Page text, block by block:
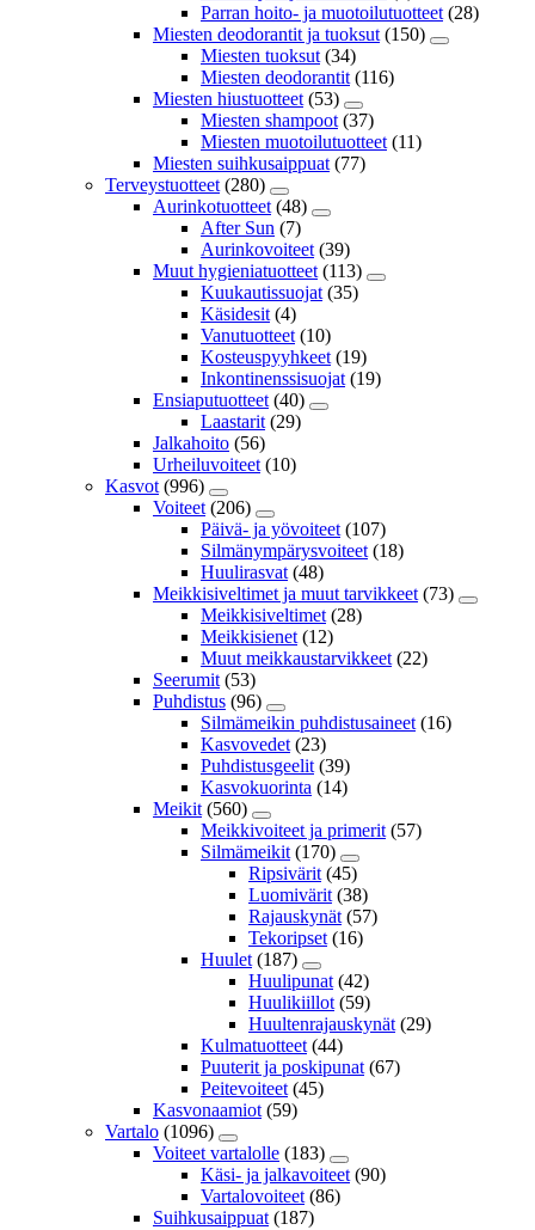
Parran hoito- ja muotoilutuotteet (28)
Miesten deodorantit ja tuoksut (150)
Miesten tuoksut (34)
Miesten deodorantit (116)
Miesten hiustuotteet (53)
Miesten shampoot (37)
Miesten muotoilutuotteet (11)
Miesten suihkusaippuat (77)
Terveystuotteet (280)
Aurinkotuotteet (48)
After Sun (7)
Aurinkovoiteet (39)
Muut hygieniatuotteet (113)
Kuukautissuojat (35)
Käsidesit (4)
Vanutuotteet (10)
Kosteuspyyhkeet (19)
Inkontinenssisuojat (19)
Ensiaputuotteet (40)
Laastarit (29)
Jalkahoito (56)
Urheiluvoiteet (10)
Kasvot (996)
Voiteet (206)
Päivä- ja yövoiteet (107)
Silmänympärysvoiteet (18)
Huulirasvat (48)
Meikkisiveltimet ja muut tarvikkeet (73)
Meikkisiveltimet (28)
Meikkisienet (12)
Muut meikkaustarvikkeet (22)
Seerumit (53)
Puhdistus (96)
Silmämeikin puhdistusaineet (16)
Kasvovedet (23)
Puhdistusgeelit (39)
Kasvokuorinta (14)
Meikit (560)
Meikkivoiteet ja primerit (57)
Silmämeikit (170)
Ripsivärit (45)
Luomivärit (38)
Rajauskynät (57)
Tekoripset (16)
Huulet (187)
Huulipunat (42)
Huulikiillot (59)
Huultenrajauskynät (29)
Kulmatuotteet (44)
Puuterit ja poskipunat (67)
Peitevoiteet (45)
Kasvonaamiot (59)
Vartalo (1096)
Voiteet vartalolle (183)
Käsi- ja jalkavoiteet (90)
Vartalovoiteet (86)
Suihkusaippuat (187)